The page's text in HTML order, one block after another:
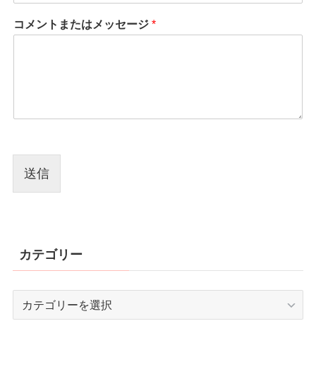
コメントまたはメッセージ *
送信
カテゴリー